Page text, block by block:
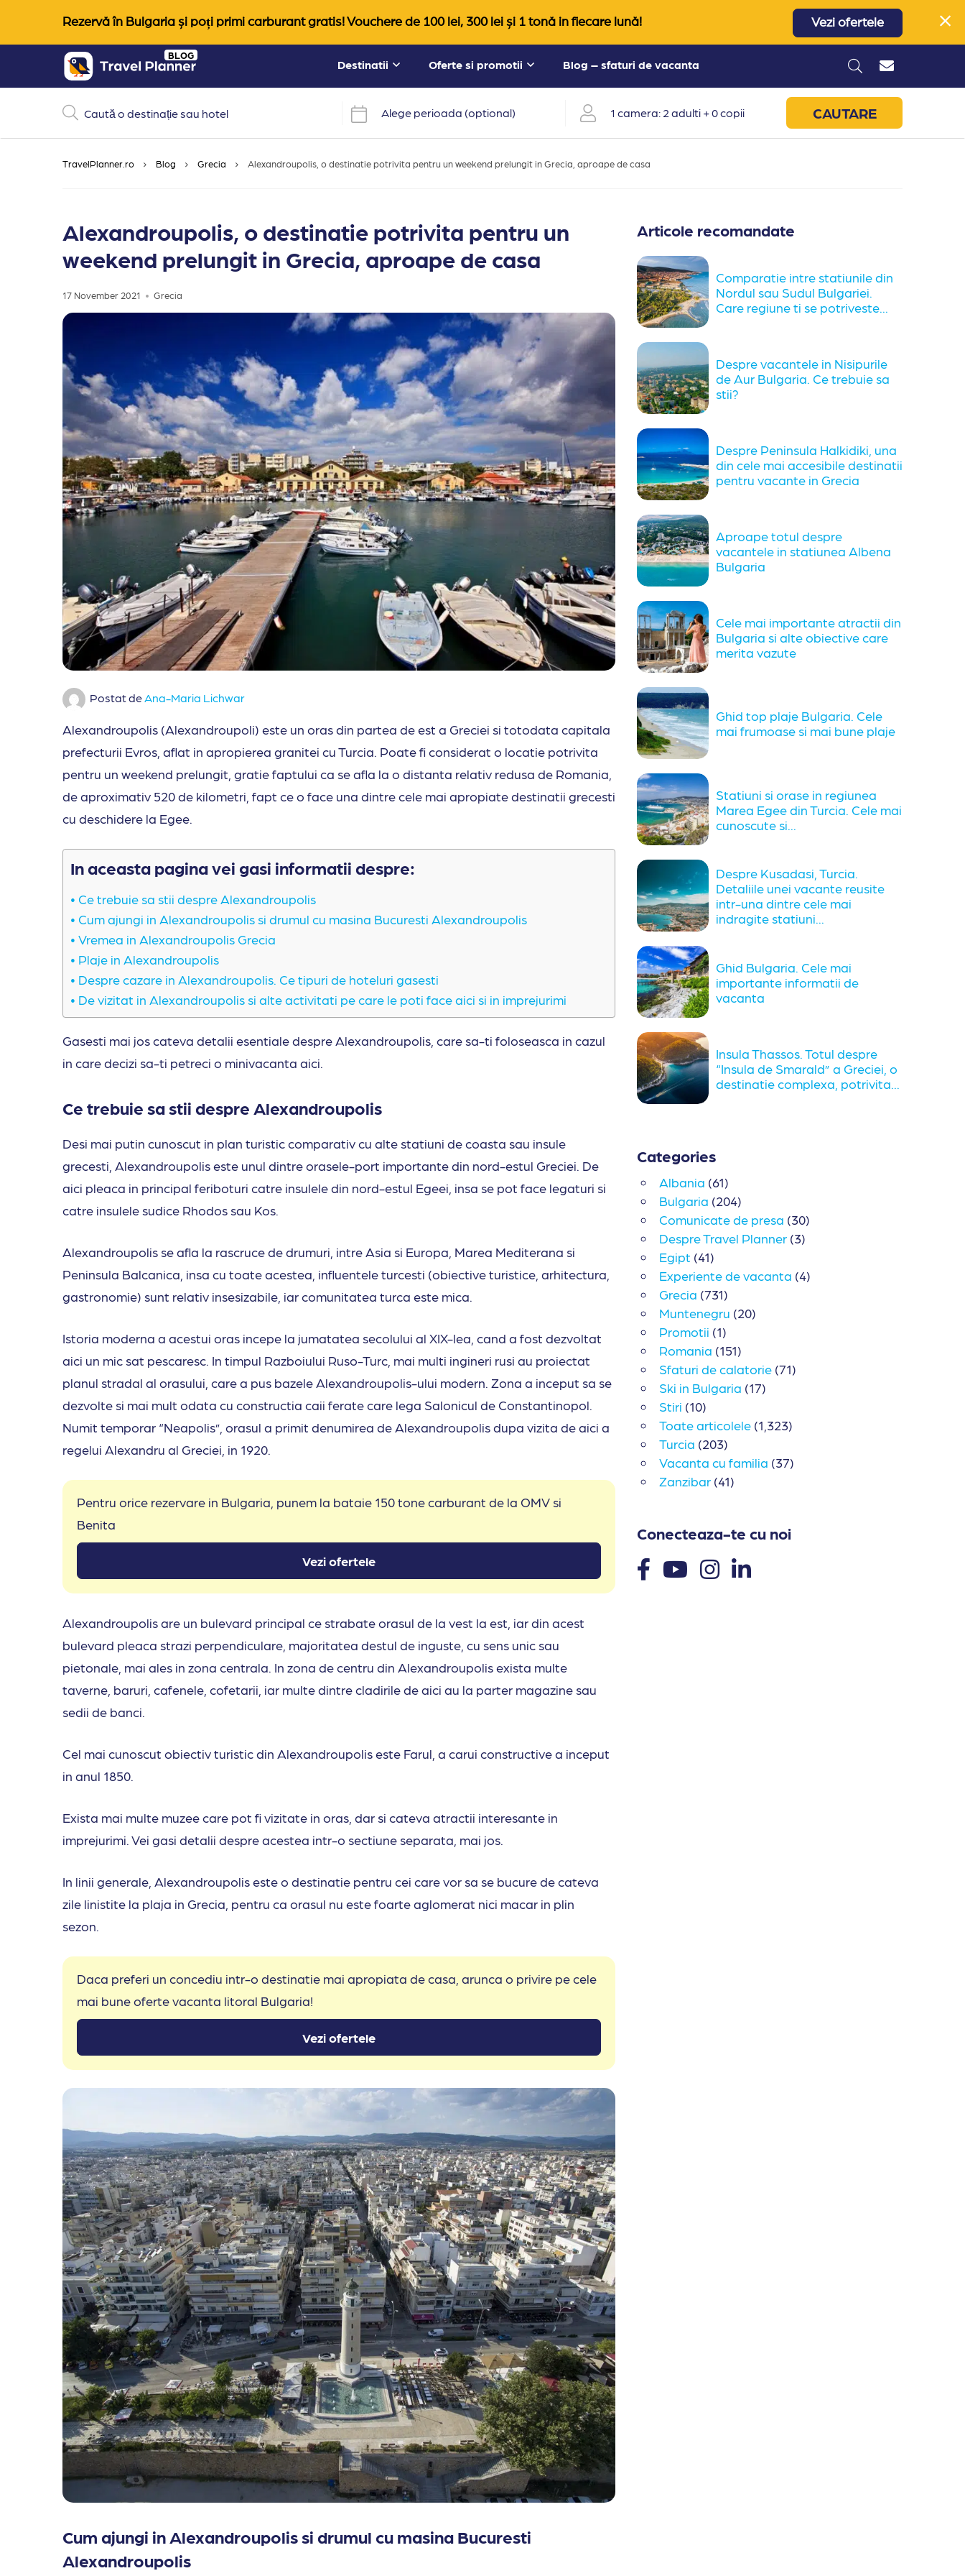
Rezervă în Bulgaria și poți primi carburant gratis! Vouchere de 100 lei, 300 lei și 1 tonă in fiecare lună! Vezi ofertele
content
BLOG
Destinatii Oferte si promotii Blog – sfaturi de vacanta
Alege perioada (optional) 1 camera: 2 adulti + 0 copii CAUTARE
TravelPlanner.ro Blog Grecia Alexandroupolis, o destinatie potrivita pentru un weekend prelungit in Grecia, aproape de casa
Alexandroupolis, o destinatie potrivita pentru un
weekend prelungit in Grecia, aproape de casa
17 November 2021 Grecia
Postat deAna-Maria Lichwar
Alexandroupolis (Alexandroupoli) este un oras din partea de est a Greciei si totodata capitala
prefecturii Evros, aflat in apropierea granitei cu Turcia. Poate fi considerat o locatie potrivita
pentru un weekend prelungit, gratie faptului ca se afla la o distanta relativ redusa de Romania,
de aproximativ 520 de kilometri, fapt ce o face una dintre cele mai apropiate destinatii grecesti
cu deschidere la Egee.
In aceasta pagina vei gasi informatii despre:
Ce trebuie sa stii despre Alexandroupolis
Cum ajungi in Alexandroupolis si drumul cu masina Bucuresti Alexandroupolis
Vremea in Alexandroupolis Grecia
Plaje in Alexandroupolis
Despre cazare in Alexandroupolis. Ce tipuri de hoteluri gasesti
De vizitat in Alexandroupolis si alte activitati pe care le poti face aici si in imprejurimi
Gasesti mai jos cateva detalii esentiale despre Alexandroupolis, care sa-ti foloseasca in cazul
in care decizi sa-ti petreci o minivacanta aici.
Ce trebuie sa stii despre Alexandroupolis
Desi mai putin cunoscut in plan turistic comparativ cu alte statiuni de coasta sau insule
grecesti, Alexandroupolis este unul dintre orasele-port importante din nord-estul Greciei. De
aici pleaca in principal feriboturi catre insulele din nord-estul Egeei, insa se pot face legaturi si
catre insulele sudice Rhodos sau Kos.
Alexandroupolis se afla la rascruce de drumuri, intre Asia si Europa, Marea Mediterana si
Peninsula Balcanica, insa cu toate acestea, influentele turcesti (obiective turistice, arhitectura,
gastronomie) sunt relativ insesizabile, iar comunitatea turca este mica.
Istoria moderna a acestui oras incepe la jumatatea secolului al XIX-lea, cand a fost dezvoltat
aici un mic sat pescaresc. In timpul Razboiului Ruso-Turc, mai multi ingineri rusi au proiectat
planul stradal al orasului, care a pus bazele Alexandroupolis-ului modern. Zona a inceput sa se
dezvolte si mai mult odata cu constructia caii ferate care lega Salonicul de Constantinopol.
Numit temporar “Neapolis”, orasul a primit denumirea de Alexandroupolis dupa vizita de aici a
regelui Alexandru al Greciei, in 1920.
Pentru orice rezervare in Bulgaria, punem la bataie 150 tone carburant de la OMV si
Benita
Vezi ofertele
Alexandroupolis are un bulevard principal ce strabate orasul de la vest la est, iar din acest
bulevard pleaca strazi perpendiculare, majoritatea destul de inguste, cu sens unic sau
pietonale, mai ales in zona centrala. In zona de centru din Alexandroupolis exista multe
taverne, baruri, cafenele, cofetarii, iar multe dintre cladirile de aici au la parter magazine sau
sedii de banci.
Cel mai cunoscut obiectiv turistic din Alexandroupolis este Farul, a carui constructive a inceput
in anul 1850.
Exista mai multe muzee care pot fi vizitate in oras, dar si cateva atractii interesante in
imprejurimi. Vei gasi detalii despre acestea intr-o sectiune separata, mai jos.
In linii generale, Alexandroupolis este o destinatie pentru cei care vor sa se bucure de cateva
zile linistite la plaja in Grecia, pentru ca orasul nu este foarte aglomerat nici macar in plin
sezon.
Daca preferi un concediu intr-o destinatie mai apropiata de casa, arunca o privire pe cele
mai bune oferte vacanta litoral Bulgaria!
Vezi ofertele
Cum ajungi in Alexandroupolis si drumul cu masina Bucuresti
Alexandroupolis
Articole recomandate
Comparatie intre statiunile din
Nordul sau Sudul Bulgariei.
Care regiune ti se potriveste...
Despre vacantele in Nisipurile
de Aur Bulgaria. Ce trebuie sa
stii?
Despre Peninsula Halkidiki, una
din cele mai accesibile destinatii
pentru vacante in Grecia
Aproape totul despre
vacantele in statiunea Albena
Bulgaria
Cele mai importante atractii din
Bulgaria si alte obiective care
merita vazute
Ghid top plaje Bulgaria. Cele
mai frumoase si mai bune plaje
Statiuni si orase in regiunea
Marea Egee din Turcia. Cele mai
cunoscute si...
Despre Kusadasi, Turcia.
Detaliile unei vacante reusite
intr-una dintre cele mai
indragite statiuni...
Ghid Bulgaria. Cele mai
importante informatii de
vacanta
Insula Thassos. Totul despre
“Insula de Smarald” a Greciei, o
destinatie complexa, potrivita...
Categories
Albania (61)
Bulgaria (204)
Comunicate de presa (30)
Despre Travel Planner (3)
Egipt (41)
Experiente de vacanta (4)
Grecia (731)
Muntenegru (20)
Promotii (1)
Romania (151)
Sfaturi de calatorie (71)
Ski in Bulgaria (17)
Stiri (10)
Toate articolele (1,323)
Turcia (203)
Vacanta cu familia (37)
Zanzibar (41)
Conecteaza-te cu noi